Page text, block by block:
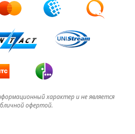
характер и не является
офертой.